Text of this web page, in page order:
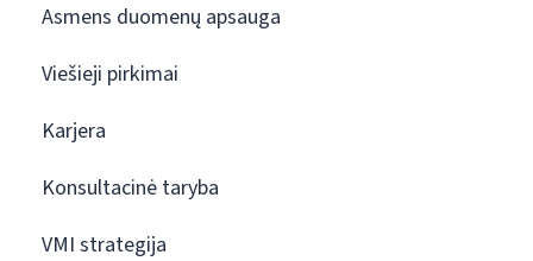
Asmens duomenų apsauga
Viešieji pirkimai
Karjera
Konsultacinė taryba
VMI strategija